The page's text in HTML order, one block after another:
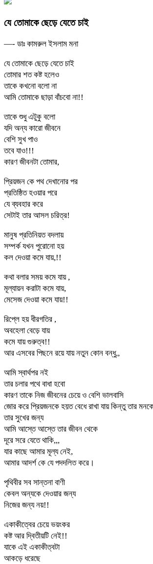
যে তোমাকে ছেড়ে যেতে চাই
—- ডাঃ কামরুল ইসলাম মনা
যে তোমাকে ছেড়ে যেতে চাই
তোমার শত কষ্ট হলেও
তাকে কখনো বলো না
আমি তোমাকে ছাড়া বাঁচবো না!!
তাকে শুধু এটুকু বলো
যদি অন্য কারো জীবনে
বেশি সুখ পাও
তবে যাও!!!
কারণ জীবনটা তোমার,
প্রিয়জন কে পথ দেখানোর পর
প্রতিষ্ঠিত হওয়ার পরে
যে ব্যবহার করে
সেটাই তার আসল চরিত্র!
মানুষ প্রতিনিয়ত বদলায়
সম্পর্ক যখন পুরোনো হয়
কল দেওয়া কমে যায়,!!
কথা বলার সময় কমে যায় ,
মূল্যায়ন করাটা কমে যায়,
মেসেজ দেওয়া কমে যায়!!
রিপ্লে হয় ধীরগতির ,
অবহেলা বেড়ে যায়
কমে যায় গুরুত্ব!!
আর এসবের পিছনে রয়ে যায় নতুন কোন বন্ধু,,
আমি স্বার্থপর নই
তার চলার পথে বাধা হবো
কারণ তাকে নিজ জীবনের চেয়ে ও বেশি ভালবাসি
জোর করে প্রিয়জনকে হয়ত বেধে রাখা যায় কিন্তু তার
তার সুখের জন্য
আমি আস্তে আস্তে তার জীবন থেকে
দূরে সরে যেতে থাকি,,,
যার কাছে আমার মূল্য নেই,
আমার আদর্শ কে যে পদদলিত করে।
পৃথিবীর সব সান্তনা বাণী
কেবল অন্যকে দেওয়ার জন্য
নিজের জন্য নয়!!
একাকীত্বের চেয়ে ভয়ংকর
কষ্ট আর দ্বিতীয়টি নেই!!
যাকে এই একাকীত্বটা
আকড়ে ধরেছে